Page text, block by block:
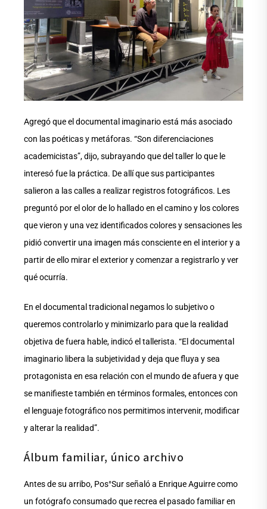
Agregó que el documental imaginario está más asociado
con las poéticas y metáforas. “Son diferenciaciones
academicistas”, dijo, subrayando que del taller lo que le
interesó fue la práctica. De allí que sus participantes
salieron a las calles a realizar registros fotográficos. Les
preguntó por el olor de lo hallado en el camino y los colores
que vieron y una vez identificados colores y sensaciones les
pidió convertir una imagen más consciente en el interior y a
partir de ello mirar el exterior y comenzar a registrarlo y ver
qué ocurría.
En el documental tradicional negamos lo subjetivo o
queremos controlarlo y minimizarlo para que la realidad
objetiva de fuera hable, indicó el tallerista. “El documental
imaginario libera la subjetividad y deja que fluya y sea
protagonista en esa relación con el mundo de afuera y que
se manifieste también en términos formales, entonces con
el lenguaje fotográfico nos permitimos intervenir, modificar
y alterar la realidad”.
Álbum familiar, único archivo
Antes de su arribo, Pos°Sur señaló a Enrique Aguirre como
un fotógrafo consumado que recrea el pasado familiar en